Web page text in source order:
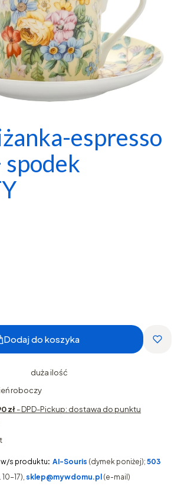
espresso
spodek
Dodaj do koszyka
duża ilość
roboczy
zł- DPD-Pickup: dostawa do punktu
w/s produktu: AI-Souris (dymek poniżej); 503
17), sklep@mywdomu.pl (e-mail)